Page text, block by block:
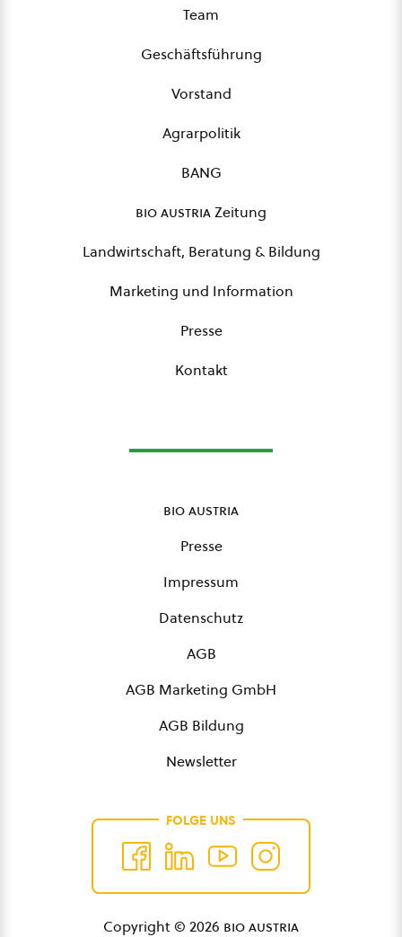
Team
Geschäftsführung
Vorstand
Agrarpolitik
BANG
bio austriaZeitung
Landwirtschaft, Beratung & Bildung
Marketing und Information
Presse
Kontakt
bio austria
Presse
Impressum
Datenschutz
AGB
AGB Marketing GmbH
AGB Bildung
Newsletter
FOLGE UNS
Copyright © 2026 bio austria